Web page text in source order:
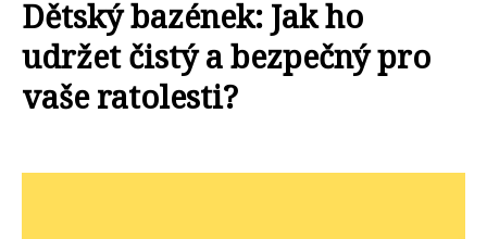
Dětský bazének: Jak ho
udržet čistý a bezpečný pro
vaše ratolesti?